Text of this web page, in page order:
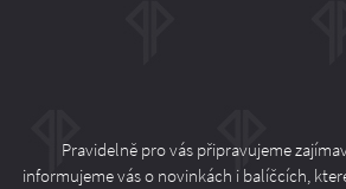
Pravidelně pro vás připravujeme
informujeme vás o novinkách i balíčcích,